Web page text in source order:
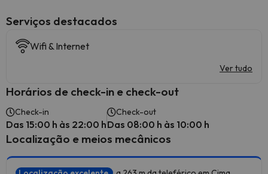
Serviços destacados
Wifi & Internet
Ver tudo
Horários de check-in e check-out
Check-in
Das 15:00 h às 22:00 h
Check-out
Das 08:00 h às 10:00 h
Localização e meios mecânicos